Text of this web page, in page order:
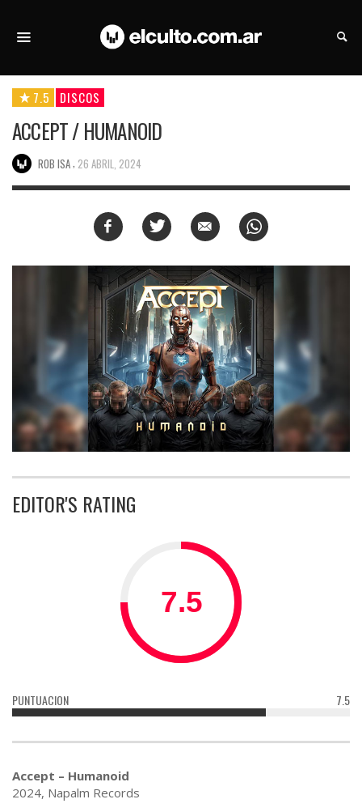
7.5 DISCOS
ACCEPT / HUMANOID
ROB ISA 26 ABRIL, 2024
EDITOR'S RATING
7.5
PUNTUACION
Accept – Humanoid
2024, Napalm Records